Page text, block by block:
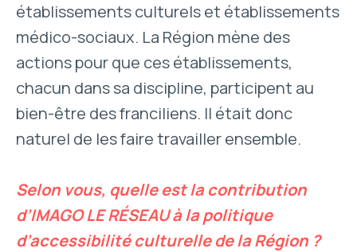
établissements culturels et établissements
médico-sociaux. La Région mène des
actions pour que ces établissements,
chacun dans sa discipline, participent au
bien-être des franciliens. Il était donc
naturel de les faire travailler ensemble.
Selon vous, quelle est la contribution
d’IMAGO LE RÉSEAU à la politique
d’accessibilité culturelle de la Région ?